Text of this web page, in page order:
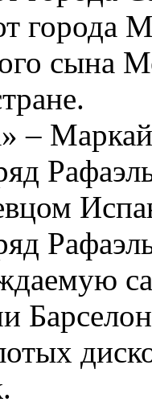
города
сына
–